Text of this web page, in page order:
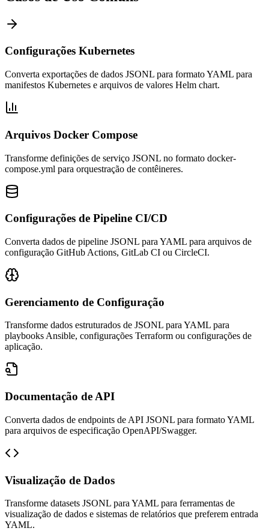
Configurações Kubernetes
Converta exportações de dados JSONL para formato YAML para
manifestos Kubernetes e arquivos de valores Helm chart.
Arquivos Docker Compose
Transforme definições de serviço JSONL no formato docker-
compose.yml para orquestração de contêineres.
Configurações de Pipeline CI/CD
Converta dados de pipeline JSONL para YAML para arquivos de
configuração GitHub Actions, GitLab CI ou CircleCI.
Gerenciamento de Configuração
Transforme dados estruturados de JSONL para YAML para
playbooks Ansible, configurações Terraform ou configurações de
aplicação.
Documentação de API
Converta dados de endpoints de API JSONL para formato YAML
para arquivos de especificação OpenAPI/Swagger.
Visualização de Dados
Transforme datasets JSONL para YAML para ferramentas de
visualização de dados e sistemas de relatórios que preferem entrada
YAML.